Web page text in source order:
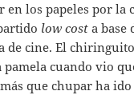
en los papeles por la
low cost a base
de cine. El
pamela cuando vio
que chupar ha